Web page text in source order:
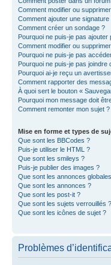
Comment modifier ou
Comment ajouter une
Comment créer un sondage ?
Pourquoi ne puis-je pas ajouter
Comment modifier ou
Pourquoi ne puis-je pas
Pourquoi ne puis-je pas
Pourquoi ai-je reçu un
Comment rapporter des
À quoi sert le bouton «
Pourquoi mon message doit
Comment remonter mon sujet ?
Mise en forme et types de
Que sont les BBCodes ?
Puis-je utiliser le HTML ?
Que sont les smileys ?
Puis-je publier des images ?
Que sont les annonces
Que sont les annonces ?
Que sont les post-it ?
Que sont les sujets verrouillés ?
Que sont les icônes de sujet ?
Problèmes